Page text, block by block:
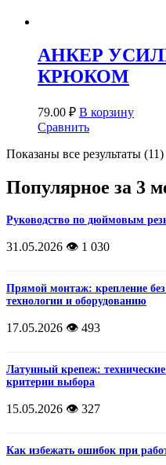
АНКЕР
КРЮКОМ
79.00 ₽ В корзину
Сравнить
Показаны все результаты (11)
Популярное за 3
Руководство по дюймовым
31.05.2026 👁️ 1 030
Прямой монтаж: крепление
технологии и оборудованию
17.05.2026 👁️ 493
Латунный крепеж:
критерии выбора
15.05.2026 👁️ 327
Как избежать ошибок при